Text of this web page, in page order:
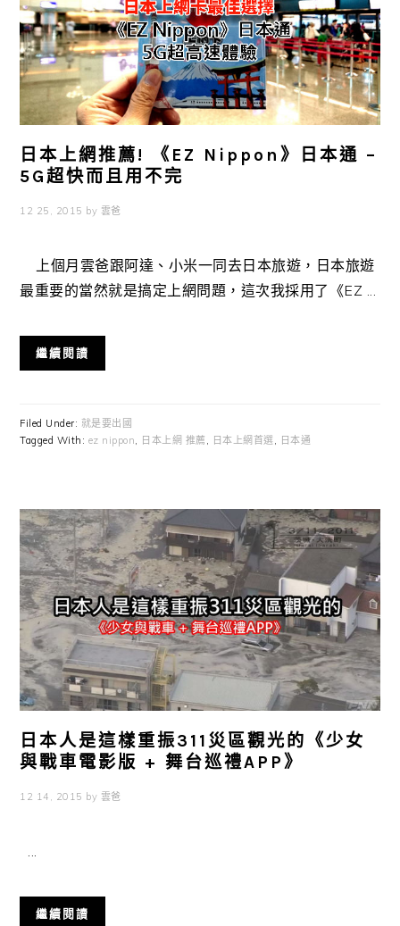
日本上網推薦! 《EZ Nippon》日本通 –
5G超快而且用不完
12 25, 2015 by 雲爸
上個月雲爸跟阿達、小米一同去日本旅遊，日本旅遊
最重要的當然就是搞定上網問題，這次我採用了《EZ ...
繼續閱讀
Filed Under: 就是要出國
Tagged With: ez nippon 日本上網 推薦 日本上網首選 日本通
日本人是這樣重振311災區觀光的《少女
與戰車電影版 + 舞台巡禮APP》
12 14, 2015 by 雲爸
...
繼續閱讀